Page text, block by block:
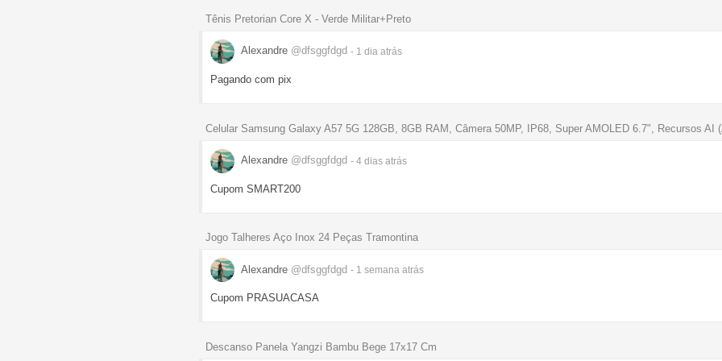
Tênis Pretorian Core X - Verde Militar+Preto
Alexandre @dfsggfdgd - 1 dia atrás
Pagando com pix
Celular Samsung Galaxy A57 5G 128GB, 8GB RAM, Câmera 50MP, IP68, Super AMOLED 6.7", Recursos AI
Alexandre @dfsggfdgd - 4 dias atrás
Cupom SMART200
Jogo Talheres Aço Inox 24 Peças Tramontina
Alexandre @dfsggfdgd - 1 semana atrás
Cupom PRASUACASA
Descanso Panela Yangzi Bambu Bege 17x17 Cm